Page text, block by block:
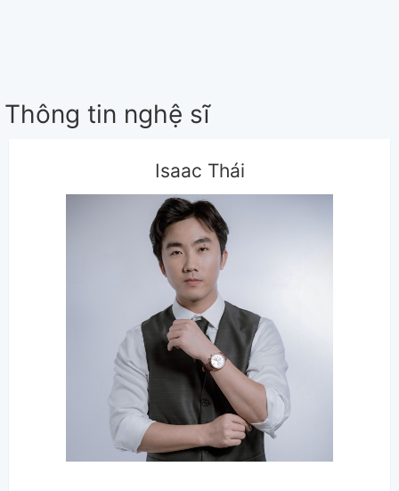
Thông tin nghệ sĩ
Isaac Thái